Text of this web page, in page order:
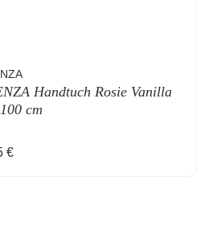
Handtuch Rosie Vanilla
cm
Preis:
€